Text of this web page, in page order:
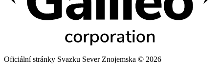
Oficiální stránky Svazku Sever Znojemska © 2026